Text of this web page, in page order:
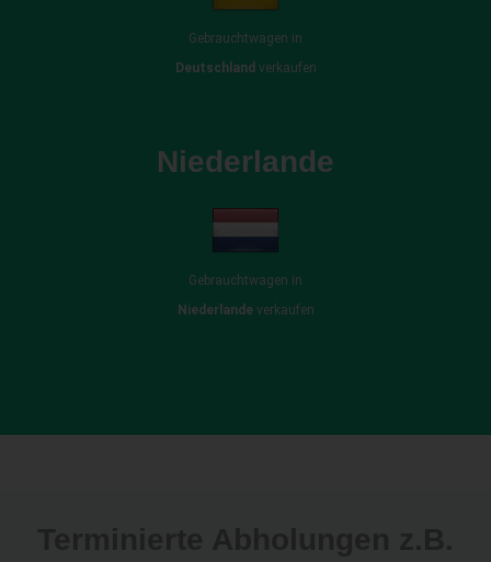
Gebrauchtwagen in
Deutschland verkaufen
Niederlande
Gebrauchtwagen in
Niederlandeverkaufen